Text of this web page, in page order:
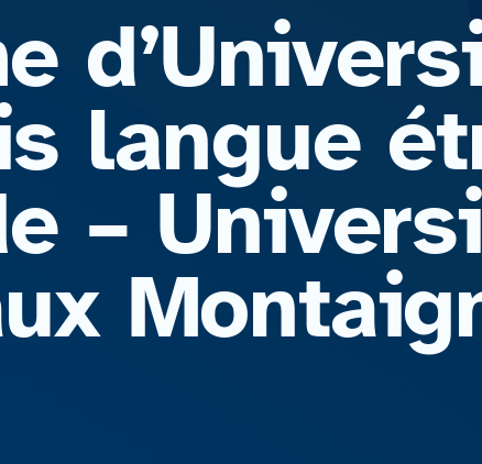
langue
–